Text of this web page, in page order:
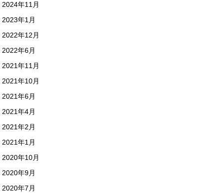
2024年11月
2023年1月
2022年12月
2022年6月
2021年11月
2021年10月
2021年6月
2021年4月
2021年2月
2021年1月
2020年10月
2020年9月
2020年7月